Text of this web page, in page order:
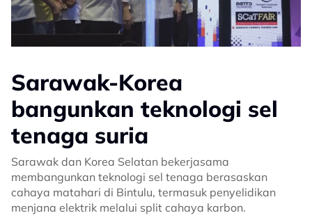
Sarawak-Korea
bangunkan teknologi sel
tenaga suria
Sarawak dan Korea Selatan bekerjasama
membangunkan teknologi sel tenaga berasaskan
cahaya matahari di Bintulu, termasuk penyelidikan
menjana elektrik melalui split cahaya karbon.